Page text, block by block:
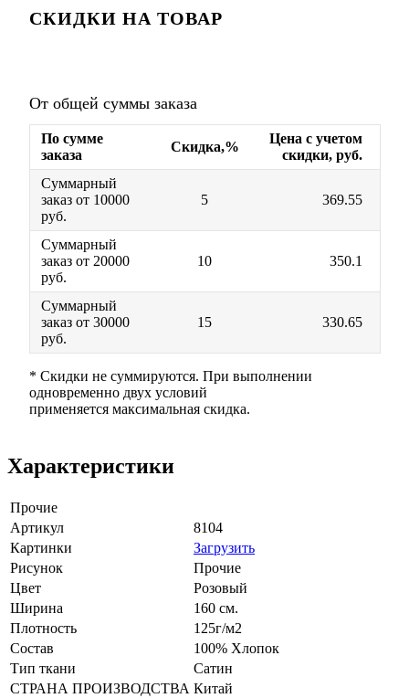
СКИДКИ НА ТОВАР
От общей суммы заказа
По сумме
заказа
Скидка,%
Цена с учетом
скидки, руб.
Суммарный
заказ от 10000
руб.
5 369.55
Суммарный
заказ от 20000
руб.
10 350.1
Суммарный
заказ от 30000
руб.
15 330.65
* Скидки не суммируются. При выполнении
одновременно двух условий
применяется максимальная скидка.
Характеристики
Прочие
Артикул
8104
Картинки
Загрузить
Рисунок
Прочие
Цвет
Розовый
Ширина
160 см.
Плотность
125г/м2
Состав
100% Хлопок
Тип ткани
Сатин
СТРАНА ПРОИЗВОДСТВА Китай